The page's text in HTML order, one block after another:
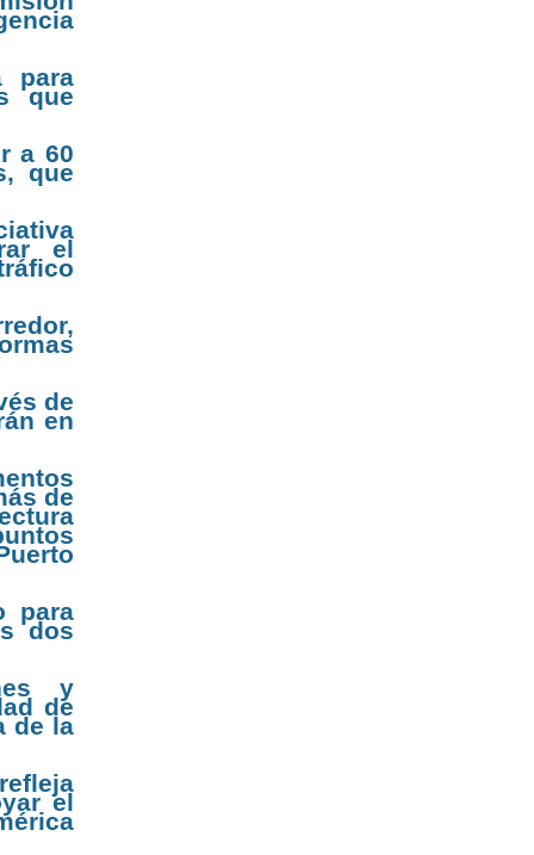
para
que
a 60
que
el
de
en
de
para
dos
y
de
de la
el